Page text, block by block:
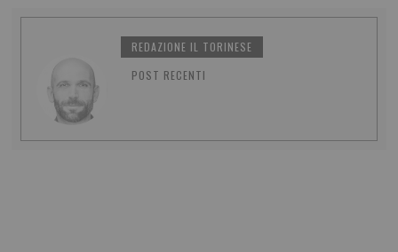
REDAZIONE IL TORINESE
POST RECENTI